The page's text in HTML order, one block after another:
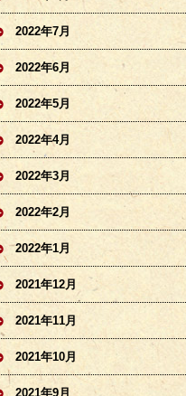
2022年7月
2022年6月
2022年5月
2022年4月
2022年3月
2022年2月
2022年1月
2021年12月
2021年11月
2021年10月
2021年9月